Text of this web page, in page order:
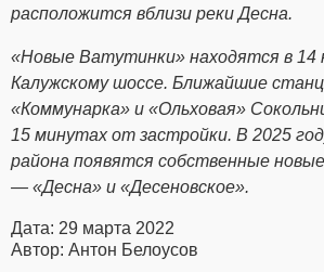
расположится вблизи реки Десна.
«Новые Ватутинки» находятся в
Калужскому шоссе. Ближайшие
«Коммунарка» и «Ольховая»
15 минутах от застройки. В 2025
района появятся собственные
— «Десна» и «Десеновское».
Дата: 29 марта 2022
Автор: Антон Белоусов